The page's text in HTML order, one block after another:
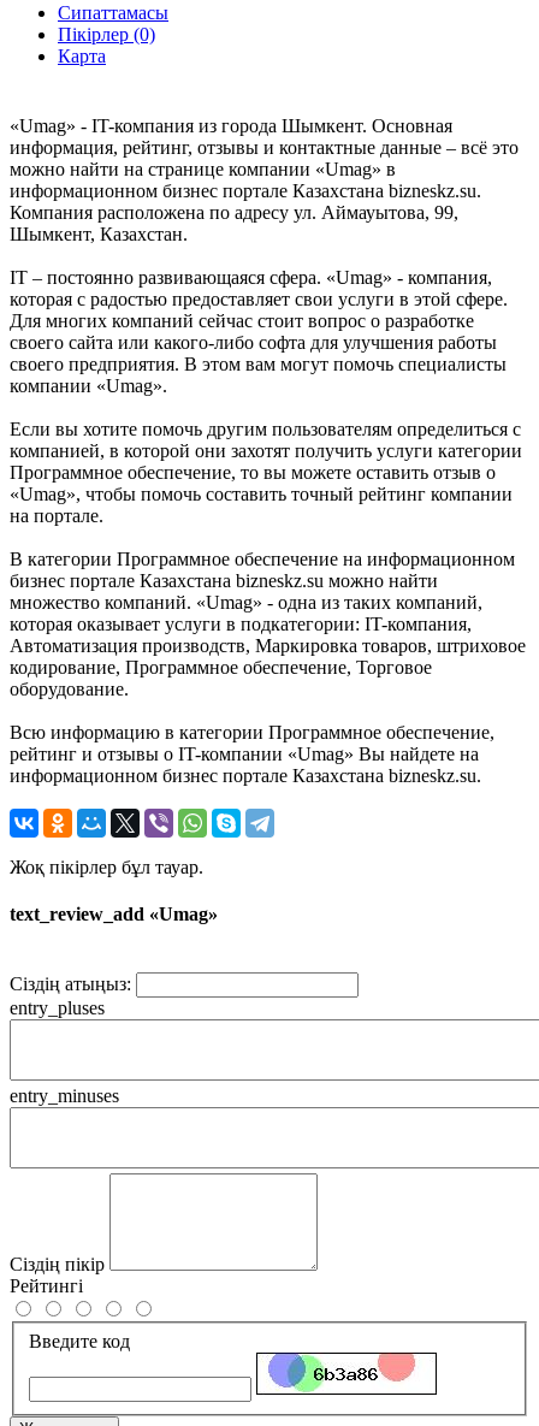
Сипаттамасы
Пікірлер (0)
Карта
«Umag» - IT-компания из города Шымкент. Основная
информация, рейтинг, отзывы и контактные данные – всё это
можно найти на странице компании «Umag» в
информационном бизнес портале Казахстана bizneskz.su.
Компания расположена по адресу ул. Аймауытова, 99,
Шымкент, Казахстан.
IT – постоянно развивающаяся сфера. «Umag» - компания,
которая с радостью предоставляет свои услуги в этой сфере.
Для многих компаний сейчас стоит вопрос о разработке
своего сайта или какого-либо софта для улучшения работы
своего предприятия. В этом вам могут помочь специалисты
компании «Umag».
Если вы хотите помочь другим пользователям определиться с
компанией, в которой они захотят получить услуги категории
Программное обеспечение, то вы можете оставить отзыв о
«Umag», чтобы помочь составить точный рейтинг компании
на портале.
В категории Программное обеспечение на информационном
бизнес портале Казахстана bizneskz.su можно найти
множество компаний. «Umag» - одна из таких компаний,
которая оказывает услуги в подкатегории: IT-компания,
Автоматизация производств, Маркировка товаров, штриховое
кодирование, Программное обеспечение, Торговое
оборудование.
Всю информацию в категории Программное обеспечение,
рейтинг и отзывы о IT-компании «Umag» Вы найдете на
информационном бизнес портале Казахстана bizneskz.su.
Жоқ пікірлер бұл тауар.
text_review_add «Umag»
Сіздің атыңыз:
entry_pluses
entry_minuses
Сіздің пікір
Рейтингі
Введите код